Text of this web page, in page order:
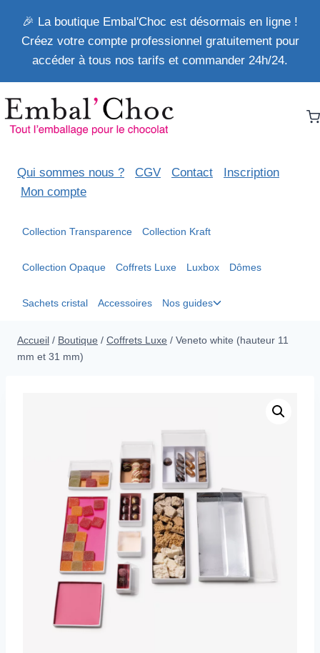
contenu
🎉 La boutique Embal'Choc est désormais en ligne !
Créez votre compte professionnel gratuitement pour
accéder à tous nos tarifs et commander 24h/24.
Qui sommes nous ? CGV Contact
Inscription
Mon compte
Collection Transparence Collection Kraft
Collection Opaque Coffrets Luxe Luxbox Dômes
Sachets cristal Accessoires Nos guides
enfant
Accueil / Boutique / Coffrets Luxe / Veneto white (hauteur 11
mm et 31 mm)